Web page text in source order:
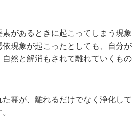
があるときに起こってしまう現象
現象が起こったとしても、自分が
然と解消もされて離れていくもの
霊が、離れるだけでなく浄化して